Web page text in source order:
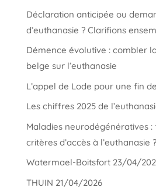
Déclaration anticipée ou
d’euthanasie ? Clarifions
Démence évolutive : combler
belge sur l’euthanasie
L’appel de Lode pour une fin
Les chiffres 2025 de
Maladies neurodégénératives
critères d’accès à l’euthanasie ?
Watermael-Boitsfort 23/04/
THUIN 21/04/2026